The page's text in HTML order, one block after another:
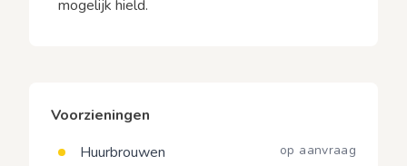
mogelijk hield.
Voorzieningen
Huurbrouwen
op aanvraag